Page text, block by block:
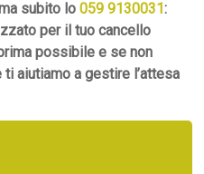
subito lo059 9130031:
per il tuo cancello
possibile e se non
aiutiamo a gestire l’attesa